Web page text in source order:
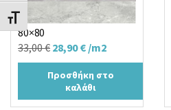
Εναλλαγή Μεγέθους Γραμμάτων
KENIA PERLA MATT R
80×80
33,00€ Original
price
was:
28,90€Η
τρέχουσα
τιμή
/m2
Προσθήκη στο
καλάθι